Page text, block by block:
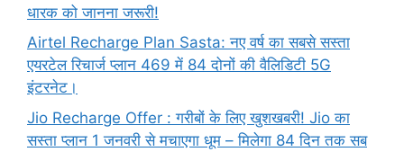
धारक को जानना जरूरी!
Airtel Recharge Plan Sasta: नए वर्ष का सबसे सस्ता
एयरटेल रिचार्ज प्लान 469 में 84 दोनों की वैलिडिटी 5G
इंटरनेट।
Jio Recharge Offer : गरीबों के लिए खुशखबरी! Jio का
सस्ता प्लान 1 जनवरी से मचाएगा धूम – मिलेगा 84 दिन तक सब